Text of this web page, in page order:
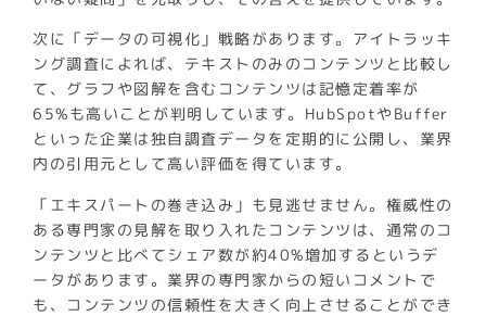
次に「データの可視化」戦略があります。アイトラッキ
ング調査によれば、テキストのみのコンテンツと比較し
て、グラフや図解を含むコンテンツは記憶定着率が
65%も高いことが判明しています。HubSpotやBuffer
といった企業は独自調査データを定期的に公開し、業界
内の引用元として高い評価を得ています。
「エキスパートの巻き込み」も見逃せません。権威性の
ある専門家の見解を取り入れたコンテンツは、通常のコ
ンテンツと比べてシェア数が約40%増加するというデ
ータがあります。業界の専門家からの短いコメントで
も、コンテンツの信頼性を大きく向上させることができ